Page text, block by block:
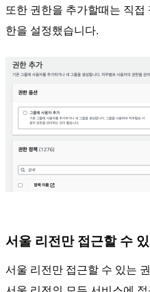
또한 권한을 추가할때는 직
한을 설정했습니다.
서울 리전만 접근할 수
서울 리전만 접근할 수 있는